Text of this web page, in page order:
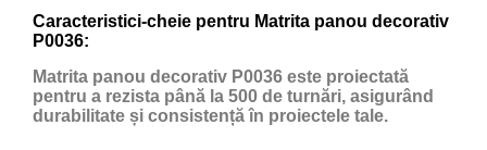
Caracteristici-cheie pentru Matrita panou decorativ
P0036:
Matrita panou decorativ P0036 este proiectată
pentru a rezista până la 500 de turnări, asigurând
durabilitate și consistență în proiectele tale.